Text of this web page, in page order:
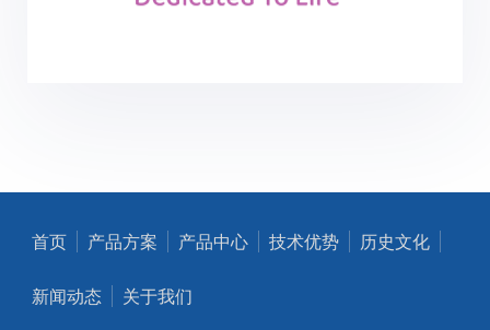
首页 产品方案 产品中心 技术优势 历史文化
新闻动态 关于我们